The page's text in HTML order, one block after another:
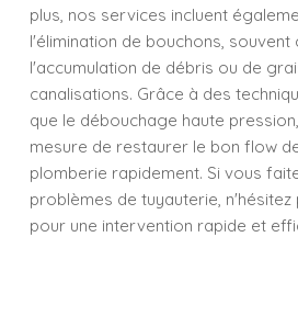
plus, nos services incluent
l'élimination de bouchons, souvent
l'accumulation de débris ou de
canalisations. Grâce à des
que le débouchage haute
mesure de restaurer le bon flow
plomberie rapidement. Si vous
problèmes de tuyauterie,
pour une intervention rapide et